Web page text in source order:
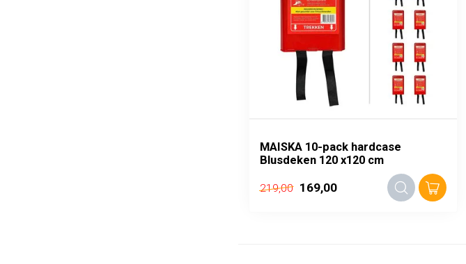
MAISKA 10-pack hardcase
Blusdeken 120 x120 cm
219,00 169,00